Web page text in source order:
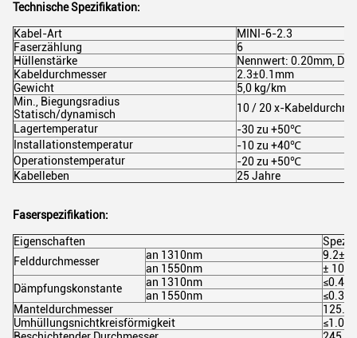
Technische Spezifikation:
Kabel-Art
MINI-6-2.3
Faserzählung
6
Hüllenstärke
Nennwert: 0.20mm,
Kabeldurchmesser
2.3±0.1mm
Gewicht
5,0 kg/km
Min., Biegungsradius
Statisch/dynamisch
10 / 20 x-
Lagertemperatur
-30 zu +50℃
Installationstemperatur
-10 zu +40℃
Operationstemperatur
-20 zu +50℃
Kabelleben
25 Jahre
Faserspezifikation:
Eigenschaften
Felddurchmesser
an 1310nm
an 1550nm
± 10,4
Dämpfungskonstante
an 1310nm
an 1550nm
Manteldurchmesser
Umhüllungsnichtkreisförmigkeit
≤1.0%